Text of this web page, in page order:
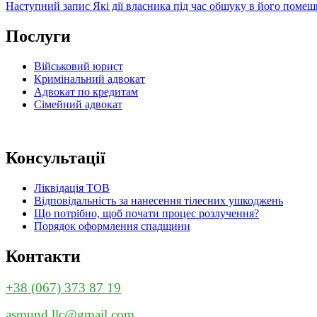
записів
запис
Наступний
Наступний запис Які дії власника під час обшуку в його
Послуги
Військовий юрист
Кримінальний адвокат
Адвокат по кредитам
Сімейний адвокат
Консультації
Ліквідація ТОВ
Відповідальність за нанесення тілесних ушкоджень
Що потрібно, щоб почати процес розлучення?
Порядок оформлення спадщини
Контакти
+38 (067) 373 87 19